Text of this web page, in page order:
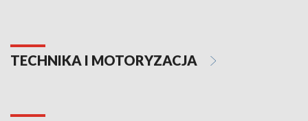
TECHNIKA I MOTORYZACJA